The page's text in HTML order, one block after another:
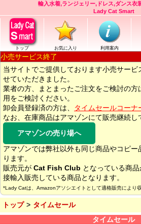
輸入水着,ランジェリー,ドレス,ダンス衣
Lady Cat Smart
トップ お気に入り 利用案内
小売サービス終了
当サイトでご提供しております小売サービ
せていただきました。
業者の方、まとまったご注文をご検討の方
用をご検討ください。
卸会員登録済の方は、
タイムセールコーナ
なお、在庫商品はアマゾンにて販売継続し
アマゾンの売り場へ
アマゾンでは弊社以外も同じ商品やコピ
ります。
販売元が Cat Fish Club となっている商
接輸入販売している商品となります。
*Lady Catは、Amazonアソシエイトとして適格販売により
トップ
タイムセール
タイムセール